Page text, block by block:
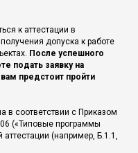
к аттестации в
допуска к работе
После успешного
подать заявку на
предстоит пройти
в соответствии с Приказом
(«Типовые программы
(например, Б.1.1,